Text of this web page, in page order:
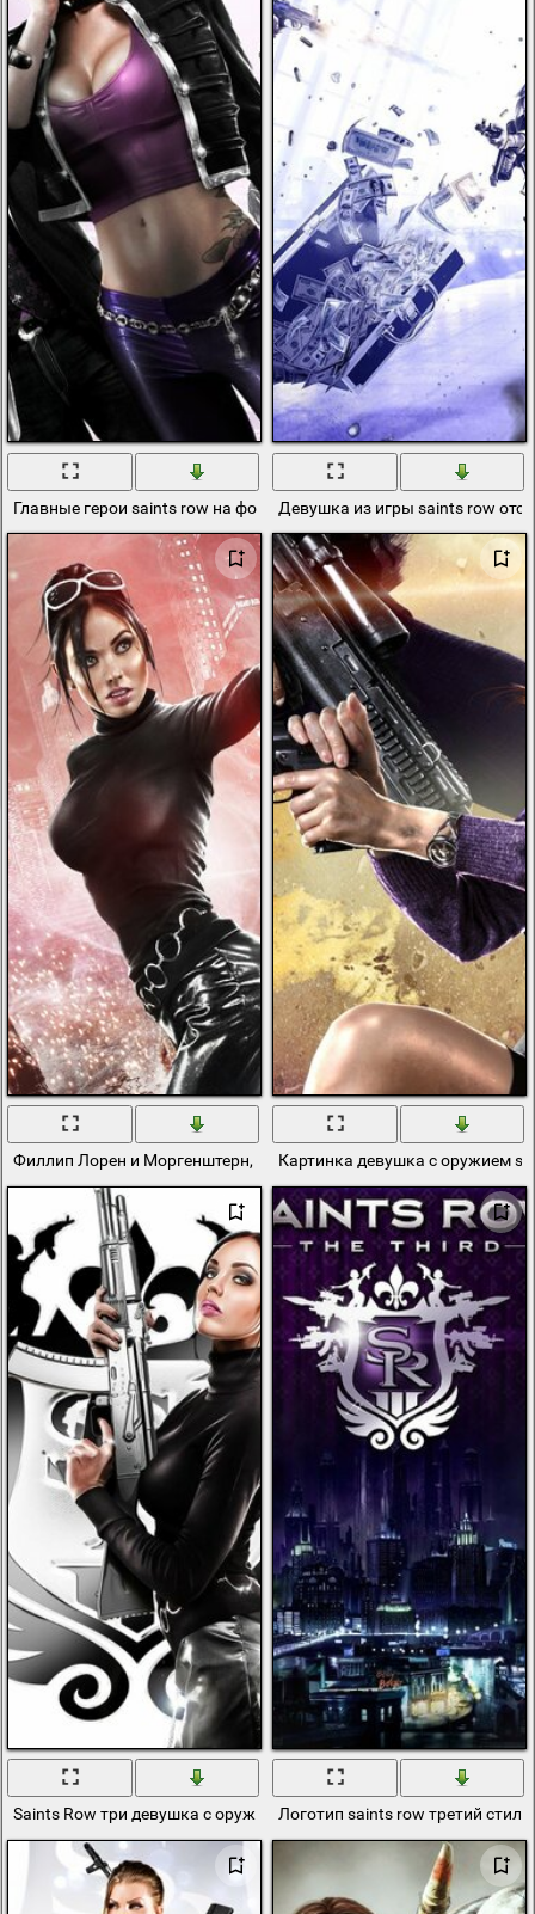
Главные герои saints row на фоне фиолетового неба
Девушка из игры saints row
Филлип Лорен и Моргенштерн, стрельба из автоматов
Картинка девушка с оружием
Saints Row три девушка с оружиемЛоготип saints row третий